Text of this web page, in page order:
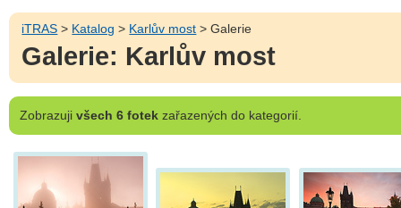
iTRAS > Katalog > Karlův most > Galerie
Galerie: Karlův most
Zobrazuji všech 6 fotekzařazených do kategorií.